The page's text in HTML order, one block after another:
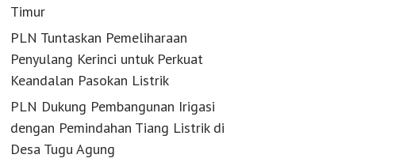
Timur
PLN Tuntaskan Pemeliharaan
Penyulang Kerinci untuk Perkuat
Keandalan Pasokan Listrik
PLN Dukung Pembangunan Irigasi
dengan Pemindahan Tiang Listrik di
Desa Tugu Agung